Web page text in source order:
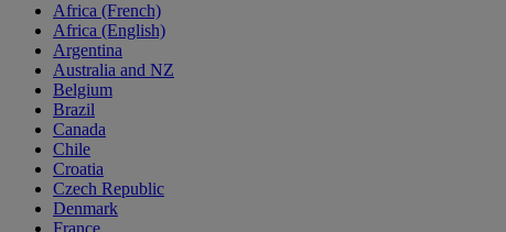
Africa (French)
Africa (English)
Argentina
Australia and NZ
Belgium
Brazil
Canada
Chile
Croatia
Czech Republic
Denmark